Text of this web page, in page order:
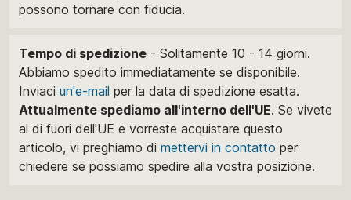
possono tornare con fiducia.
Tempo di spedizione - Solitamente 10 - 14 giorni.
Abbiamo spedito immediatamente se disponibile.
Inviaci un'e-mail per la data di spedizione esatta.
Attualmente spediamo all'interno dell'UE. Se vivete
al di fuori dell'UE e vorreste acquistare questo
articolo, vi preghiamo di mettervi in ​​contatto per
chiedere se possiamo spedire alla vostra posizione.